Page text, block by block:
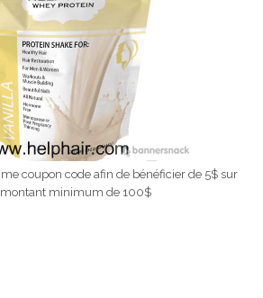
coupon code afin de bénéficier de 5$ sur
minimum de 100$